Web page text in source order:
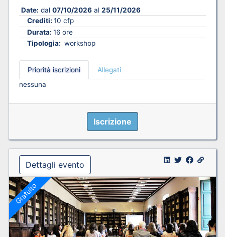
Date: dal 07/10/2026 al 25/11/2026
Crediti: 10 cfp
Durata: 16 ore
Tipologia: workshop
Priorità iscrizioni
Allegati
nessuna
Iscrizione
Dettagli evento
Gratuito